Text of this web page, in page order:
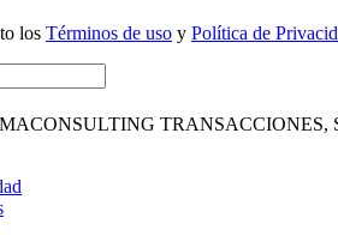
los Términos de uso y Política de
TRANSACCIONES,